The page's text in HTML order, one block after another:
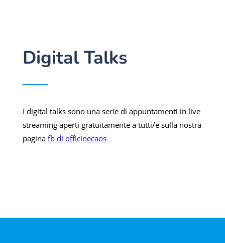
Digital Talks
I digital talks sono una serie di appuntamenti in live
streaming aperti gratuitamente a tutti/e sulla nostra
pagina fb di officinecaos